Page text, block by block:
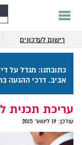
רישום לעדכונים
אביב. דרכי ההגעה
עריכת תכנית
עודכן:19 לינואר 2015